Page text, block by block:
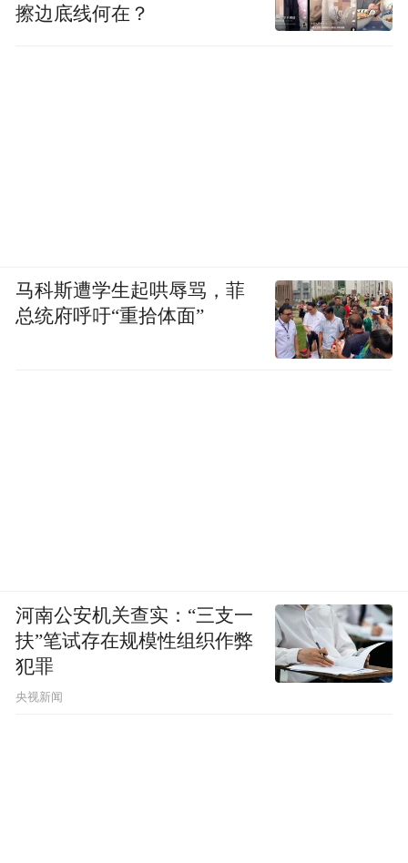
擦边底线何在？
马科斯遭学生起哄辱骂，菲
总统府呼吁“重拾体面”
河南公安机关查实：“三支一
扶”笔试存在规模性组织作弊
犯罪
央视新闻